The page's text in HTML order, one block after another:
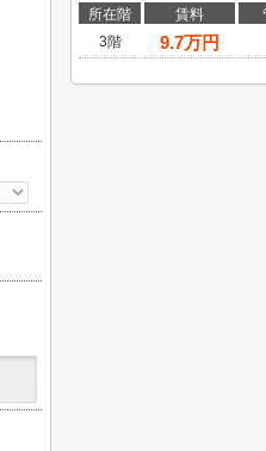
所在階 賃料
3階
9.7万円